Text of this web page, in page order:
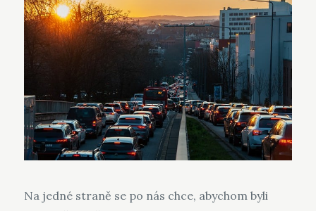
Na jedné straně se po nás chce, abychom byli